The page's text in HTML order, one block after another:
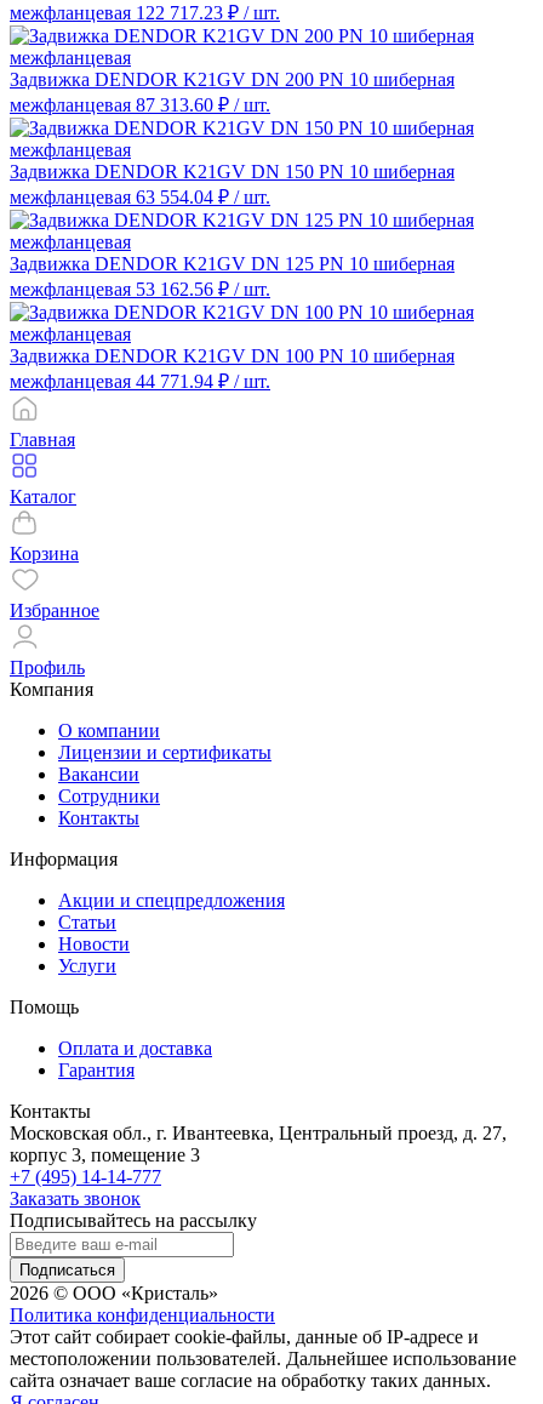
межфланцевая 122 717.23 ₽ / шт.
Задвижка DENDOR K21GV DN 200 PN 10 шиберная
межфланцевая 87 313.60 ₽ / шт.
Задвижка DENDOR K21GV DN 150 PN 10 шиберная
межфланцевая 63 554.04 ₽ / шт.
Задвижка DENDOR K21GV DN 125 PN 10 шиберная
межфланцевая 53 162.56 ₽ / шт.
Задвижка DENDOR K21GV DN 100 PN 10 шиберная
межфланцевая 44 771.94 ₽ / шт.
Главная
Каталог
Корзина
Избранное
Профиль
Компания
О компании
Лицензии и сертификаты
Вакансии
Сотрудники
Контакты
Информация
Акции и спецпредложения
Статьи
Новости
Услуги
Помощь
Оплата и доставка
Гарантия
Контакты
Московская обл., г. Ивантеевка, Центральный проезд, д. 27,
корпус 3, помещение 3
+7 (495) 14-14-777
Заказать звонок
Подписывайтесь на рассылку
Подписаться
2026 © ООО «Кристаль»
Политика конфиденциальности
Этот сайт собирает cookie-файлы, данные об IP-адресе и
местоположении пользователей. Дальнейшее использование
сайта означает ваше согласие на обработку таких данных.